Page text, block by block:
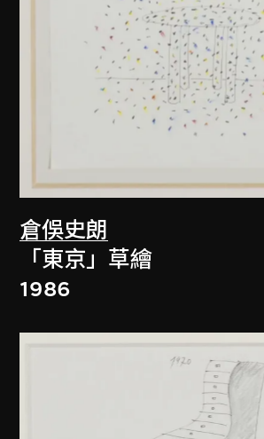
倉俁史朗
「東京」草繪
1986